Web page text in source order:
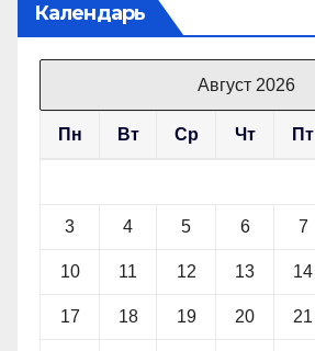
Календарь
Август 2026
Пн Вт Ср Чт Пт
3 4 5 6 7
10 11 12 13 14
17 18 19 20 21